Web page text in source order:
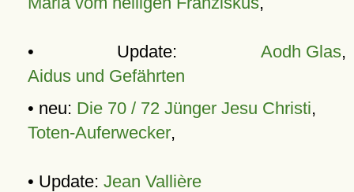
• Update: Aodh Glas,
Aidus und Gefährten
• neu: Die 70 / 72 Jünger Jesu Christi,
Toten-Auferwecker,
• Update: Jean Vallière